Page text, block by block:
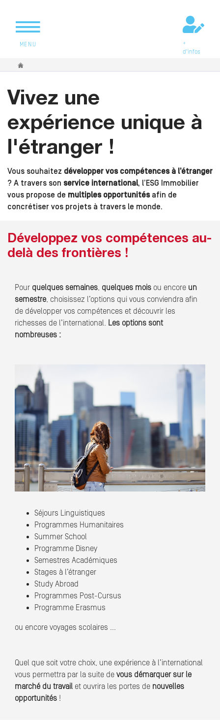
MENU
+
d'infos
Vous êtes ici
Vivez une
expérience unique à
l'étranger !
Vous souhaitez développer vos compétences à l’étranger
? A travers son service international, l’ESG Immobilier
vous propose de multiples opportunitésafin de
concrétiser vos projets à travers le monde.
Développez vos compétences au-
delà des frontières !
Pour quelques semaines, quelques mois ou encore un
semestre, choisissez l’options qui vous conviendra afin
de développer vos compétences et découvrir les
richesses de l’international. Les options sont
nombreuses :
Séjours Linguistiques
Programmes Humanitaires
Summer School
Programme Disney
Semestres Académiques
Stages à l’étranger
Study Abroad
Programmes Post-Cursus
Programme Erasmus
ou encore voyages scolaires …
Quel que soit votre choix, une expérience à l’international
vous permettra par la suite de vous démarquer sur le
marché du travail et ouvrira les portes de nouvelles
opportunités !